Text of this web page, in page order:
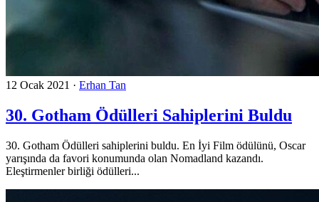
12 Ocak 2021 · Erhan Tan
30. Gotham Ödülleri Sahiplerini Buldu
30. Gotham Ödülleri sahiplerini buldu. En İyi Film ödülünü, Oscar
yarışında da favori konumunda olan Nomadland kazandı.
Eleştirmenler birliği ödülleri...